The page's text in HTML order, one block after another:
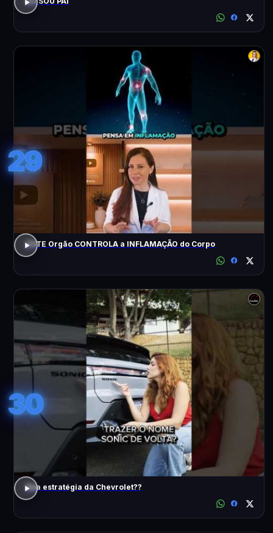
29
ESTE Orgão CONTROLA a INFLAMAÇÃO do Corpo
30
Boa estratégia da Chevrolet??